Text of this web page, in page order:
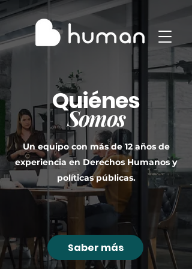
Quiénes
Somos
Un equipo con más de 12 años de
experiencia en Derechos Humanos y
políticas públicas.
Saber más